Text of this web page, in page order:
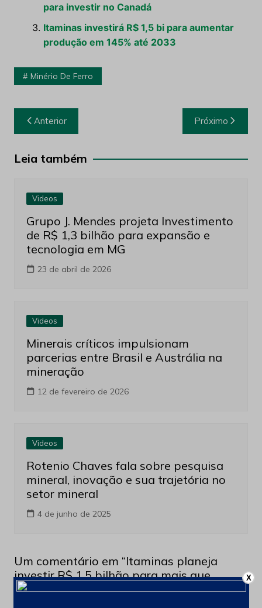
para investir no Canadá
Itaminas investirá R$ 1,5 bi para aumentar
produção em 145% até 2033
Minério De Ferro
Navegação
de
Post
Anterior Próximo
Leia também
Videos
Grupo J. Mendes projeta Investimento
de R$ 1,3 bilhão para expansão e
tecnologia em MG
23 de abril de 2026
Videos
Minerais críticos impulsionam
parcerias entre Brasil e Austrália na
mineração
12 de fevereiro de 2026
Videos
Rotenio Chaves fala sobre pesquisa
mineral, inovação e sua trajetória no
setor mineral
4 de junho de 2025
Um comentário em “Itaminas planeja
investir R$ 1,5 bilhão para mais que
dobrar produção de minério de ferro até
X